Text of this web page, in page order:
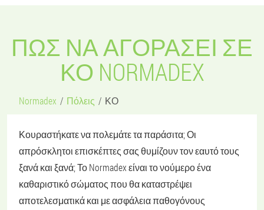
ΠΏΣ ΝΑ ΑΓΟΡΆΣΕΙ ΣΕ
ΚΟ NORMADEX
Normadex Πόλεις ΚΟ
Κουραστήκατε να πολεμάτε τα παράσιτα; Οι
απρόσκλητοι επισκέπτες σας θυμίζουν τον εαυτό τους
ξανά και ξανά; Το Normadex είναι το νούμερο ένα
καθαριστικό σώματος που θα καταστρέψει
αποτελεσματικά και με ασφάλεια παθογόνους